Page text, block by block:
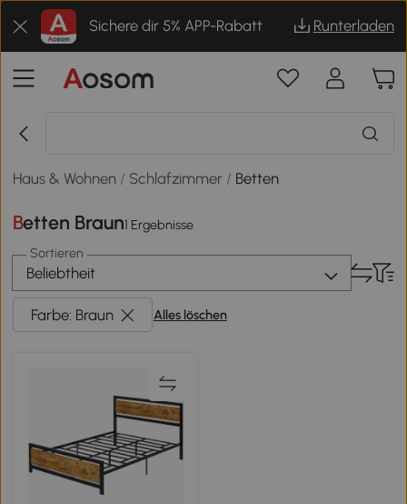
Sichere dir 5% APP-Rabatt Runterladen
Haus & Wohnen / Schlafzimmer / Betten
Betten Braun1 Ergebnisse
Sortieren
Beliebtheit
Farbe: Braun Alles löschen